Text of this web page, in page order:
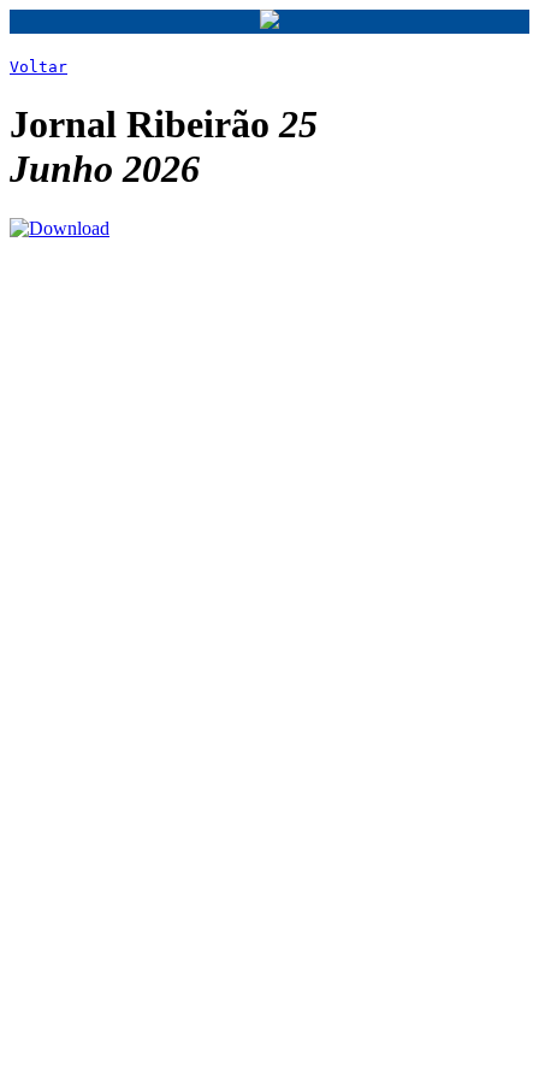
Voltar
Jornal Ribeirão 25
Junho 2026